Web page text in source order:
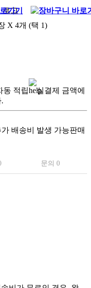
X 4개 (택 1)
동 적립
실결제 금액에
배송비 발생 가능판매
문의 0